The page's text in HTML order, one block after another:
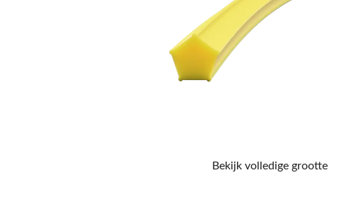
Bekijk volledige grootte